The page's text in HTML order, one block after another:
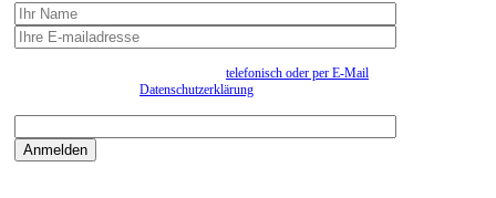
telefonisch oder per E-Mail
Datenschutzerklärung